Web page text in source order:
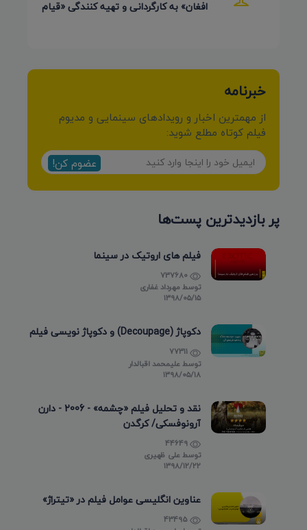
افغان» به کارگردانی و تهیه کنندگی «قیام
خبرنامه
از مهمترین اخبار و رویدادهای سینمایی و مدیوم
فیلم کوتاه مطلع شوید:
عضوم کن!
پر بازدیدترین پست‌ها
فیلم های اروتیک در سینما
توسط مهرداد غفاری
۱۳۹۸/۰۵/۱۵
دکوپاژ (Decoupage) و دکوپاژ نویسی فیلم
توسطعلیمحمد اقبالدار
۱۳۹۸/۰۵/۱۸
نقد و تحلیل فیلم «چشمه» - 2006 - دارن
آرونوفسکی/ کرگدن
توسطعلی ظهیری
۱۳۹۸/۱۲/۲۲
عناوین انگلیسی عوامل فیلم در «تیتراژ»